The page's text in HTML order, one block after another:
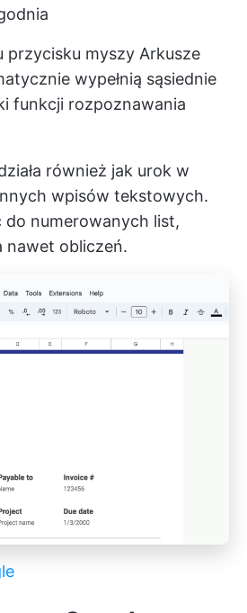
przycisku myszy Arkusze
wypełnią sąsiednie
funkcji rozpoznawania
również jak urok w
wpisów tekstowych.
do numerowanych list,
nawet obliczeń.